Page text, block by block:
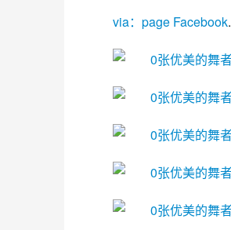
via：page Facebook.